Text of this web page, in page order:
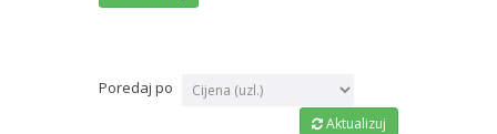
Poredaj po
Aktualizuj